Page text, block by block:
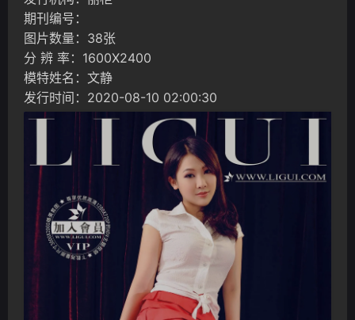
期刊编号：
图片数量：38张
分 辨 率：1600X2400
模特姓名：文静
发行时间：2020-08-10 02:00:30